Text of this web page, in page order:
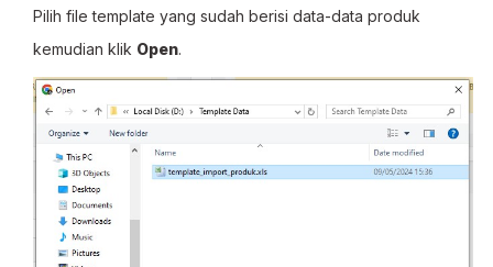
Pilih file template yang sudah berisi data-data produk
kemudian klik Open.